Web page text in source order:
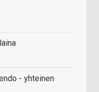
- yhteinen